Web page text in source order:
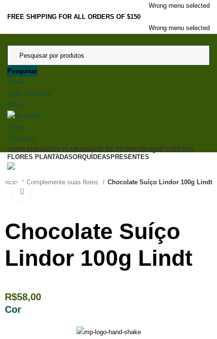
Wrong menu selected
FREE SHIPPING FOR ALL ORDERS OF $150
Wrong menu selected
Pesquisar
0 item
Login / Registro
Menu
0 item
Pesquisar
HOMEARRANJOS FLORAIS BOX DE FLORES BUQUÊSCESTAS
FLORES PLANTADASORQUÍDEAS PRESENTES
Início Complemente suas flores Chocolate Suíço Lindor 100g Lindt
Chocolate Suíço
Lindor 100g Lindt
R$58,00
Cor